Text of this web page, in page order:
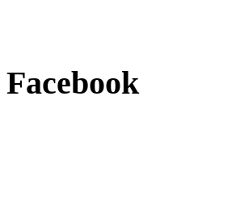
Facebook